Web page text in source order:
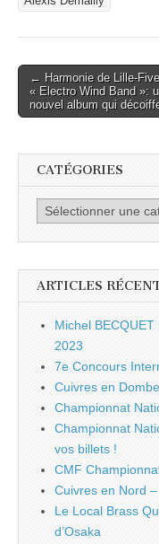
Post
navigation
← Harmonie de Lille-
« Electro Wind Band »:
nouvel album qui
CATÉGORIES
Catégories
ARTICLES
Michel
2023
7e Concours
Cuivres en
Championnat
Championnat
vos billets !
CMF
Cuivres en Nord
Le Local Brass
d’Osaka